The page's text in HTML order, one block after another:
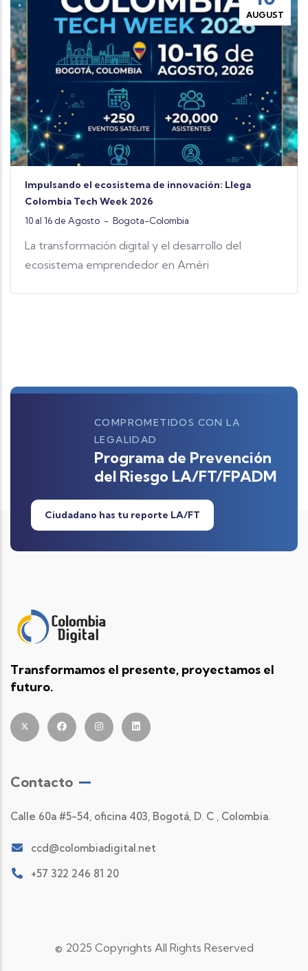
AUGUST
de innovación: Llega
2026
Colombia
digital y el desarrollo del
en Améri
EVENTO |
Gran Encuentro
y Líderes de
08 al 10 de Julio-
El desarrollo de
tecnológica
COMPROMETIDOS CON LA
LEGALIDAD
Programa de Prevención
del Riesgo LA/FT/FPADM
Ciudadano has tu reporte LA/FT
Transformamos el presente, proyectamos el
futuro.
Contacto
Calle 60a #5-54, oficina 403, Bogotá, D. C , Colombia.
ccd@colombiadigital.net
+57 322 246 81 20
© 2025 Copyrights All Rights Reserved